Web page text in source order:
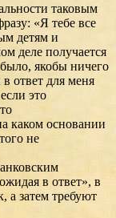
таковым
«Я тебе все
детям и
деле получается
якобы ничего
ответ для меня
это
каком основании
не
в ответ», в
а затем требуют